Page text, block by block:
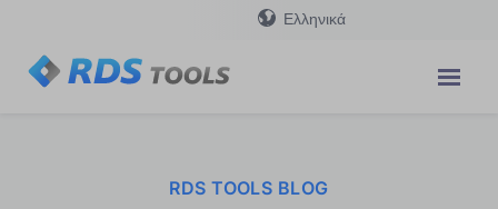
Ελληνικά
RDS TOOLS BLOG